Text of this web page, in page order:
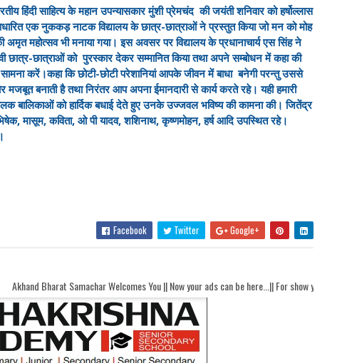
हिंदी साहित्य के महान उपन्यासकार मुंशी प्रेमचंद की जयंती शनिवार को हर्षोल्लास
एक नुककड़ नाटक विद्यालय के छात्र-छात्राओं ने प्रस्तुत किया जो मन को मोह
अमृत महोत्सव भी मनाया गया। इस अवसर पर विद्यालय के प्रधानाचार्य एस सिंह ने
छात्र-छात्राओं को पुरस्कार देकर सम्मानित किया तथा अपने सम्बोधन में कहा की
करें।कहा कि छोटी-छोटी परेशानियां आपके जीवन में बाधा बनेगी परन्तु उससे
बनाती है तथा निरंतर आप अपना ईमानदारी से कार्य करते रहे। यही हमारी
बालिकाओं को हार्दिक बधाई देते हुए उनके उज्जवल भविष्य की कामना की। जितेंद्र
मासूम, कविता, ओ पी यादव, शशिनाथ, कृष्णमोहन, हर्ष आदि उपस्थित रहे।
Facebook Twitter Google+
Welcomes You || Now your ads can be here...|| For show your ads here contact